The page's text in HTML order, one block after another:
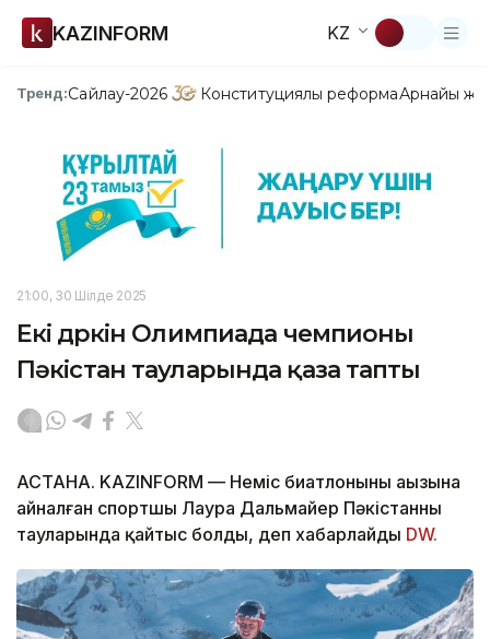
KAZINFORM KZ
Тренд:Сайлау-2026 Конституциялық реформаАрнайы
21:00, 30 Шілде 2025
Екі дүркін Олимпиада чемпионы
Пәкістан тауларында қаза тапты
АСТАНА. KAZINFORM — Неміс биатлонының аңызына
айналған спортшы Лаура Дальмайер Пәкістанның
тауларында қайтыс болды, деп хабарлайды DW.